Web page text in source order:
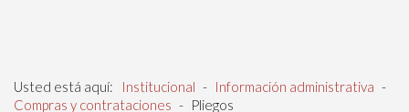
Usted está aquí: Institucional - Información administrativa -
Compras y contrataciones - Pliegos